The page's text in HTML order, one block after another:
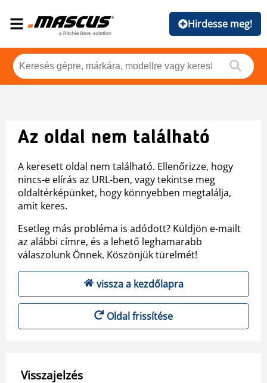
Hirdesse meg!
Az oldal nem található
A keresett oldal nem található. Ellenőrizze, hogy
nincs-e elírás az URL-ben, vagy tekintse meg
oldaltérképünket, hogy könnyebben megtalálja,
amit keres.
Esetleg más probléma is adódott? Küldjön e-mailt
az alábbi címre, és a lehető leghamarabb
válaszolunk Önnek. Köszönjük türelmét!
vissza a kezdőlapra
Oldal frissítése
Visszajelzés